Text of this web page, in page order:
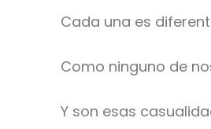
Cada una es
Como ninguno de
Y son esas